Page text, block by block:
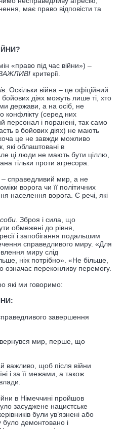
має право відповісти та
«право під час війни») –
критерії.
. Оскільки війна – це офіційний
діях можуть лише ті, хто
держави, а на осіб, не
конфлікту (серед них
персонал і поранені, так само
в бойових діях) не мають
це не завжди можливо
які облаштовані в
ці люди не мають бути ціллю,
тільки проти агресора.
– справедливий мир, а не
ворога чи її політичних
населення ворога. Є речі, які
. Зброя і сила, що
обмежені до рівня,
і запобігання подальшим
справедливого миру. «Для
миру слід
ніж потрібно». «Не більше,
означає переконливу перемогу.
які ми говоримо:
завершення
мир, перше, що
важливо, щоб після війни
і за її межами, а також
в Німеччині пройшов
засуджене нацистське
були ув’язнені або
було демонтовано і